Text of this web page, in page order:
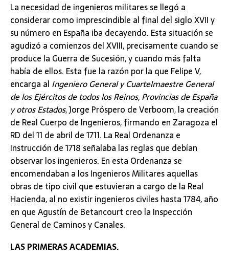
La necesidad de ingenieros militares se llegó a
considerar como imprescindible al final del siglo XVII y
su número en España iba decayendo. Esta situación se
agudizó a comienzos del XVIII, precisamente cuando se
produce la Guerra de Sucesión, y cuando más falta
había de ellos. Esta fue la razón por la que Felipe V,
encarga al Ingeniero General y Cuartelmaestre General
de los Ejércitos de todos los Reinos, Provincias de España
y otros Estados, Jorge Próspero de Verboom, la creación
de Real Cuerpo de Ingenieros, firmando en Zaragoza el
RD del 11 de abril de 1711. La Real Ordenanza e
Instrucción de 1718 señalaba las reglas que debían
observar los ingenieros. En esta Ordenanza se
encomendaban a los Ingenieros Militares aquellas
obras de tipo civil que estuvieran a cargo de la Real
Hacienda, al no existir ingenieros civiles hasta 1784, año
en que Agustín de Betancourt creo la Inspección
General de Caminos y Canales.
LAS PRIMERAS ACADEMIAS.